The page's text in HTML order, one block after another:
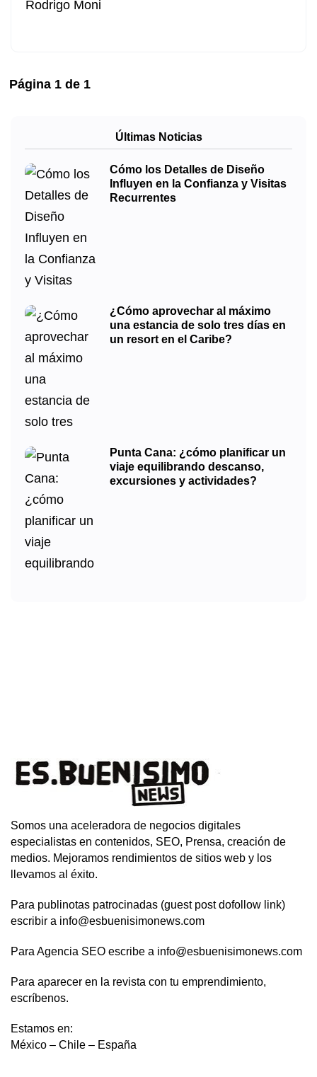
Rodrigo Moni
Página 1 de 1
Últimas Noticias
Cómo los Detalles de Diseño
Influyen en la Confianza y Visitas
Recurrentes
¿Cómo aprovechar al máximo
una estancia de solo tres días en
un resort en el Caribe?
Punta Cana: ¿cómo planificar un
viaje equilibrando descanso,
excursiones y actividades?
Somos una aceleradora de negocios digitales
especialistas en contenidos, SEO, Prensa, creación de
medios. Mejoramos rendimientos de sitios web y los
llevamos al éxito.
Para publinotas patrocinadas (guest post dofollow link)
escribir a info@esbuenisimonews.com
Para Agencia SEO escribe a info@esbuenisimonews.com
Para aparecer en la revista con tu emprendimiento,
escríbenos.
Estamos en:
México – Chile – España